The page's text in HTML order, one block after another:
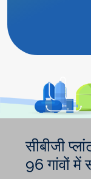
सीबीजी
96 गांवों में